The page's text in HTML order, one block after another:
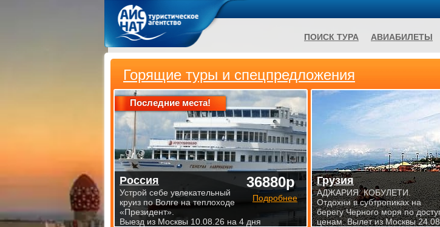
Горящие туры и спецпредложения
Последние места!
36880р
Подробнее
Россия
Устрой себе увлекательный
круиз по Волге на теплоходе
«Президент».
Выезд из Москвы 10.08.26 на 4 дня
Грузия
АДЖАРИЯ. КОБУЛЕТИ.
Отдохни в субтропиках на
берегу Черного моря по
ценам. Вылет из Москвы
ПОИСК ТУРА АВИАБИЛЕТЫ